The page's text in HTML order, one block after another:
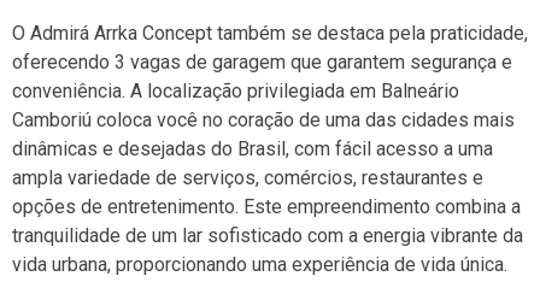
O Admirá Arrka Concept também se destaca pela praticidade,
oferecendo 3 vagas de garagem que garantem segurança e
conveniência. A localização privilegiada em Balneário
Camboriú coloca você no coração de uma das cidades mais
dinâmicas e desejadas do Brasil, com fácil acesso a uma
ampla variedade de serviços, comércios, restaurantes e
opções de entretenimento. Este empreendimento combina a
tranquilidade de um lar sofisticado com a energia vibrante da
vida urbana, proporcionando uma experiência de vida única.